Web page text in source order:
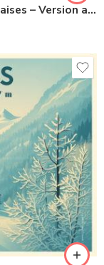
Affiche Valfréjus – Savoie – Alpes françaises – Version artistique